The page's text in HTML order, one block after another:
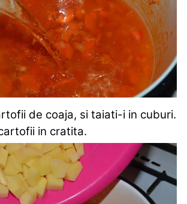
de coaja, si taiati-i in cuburi.
in cratita.